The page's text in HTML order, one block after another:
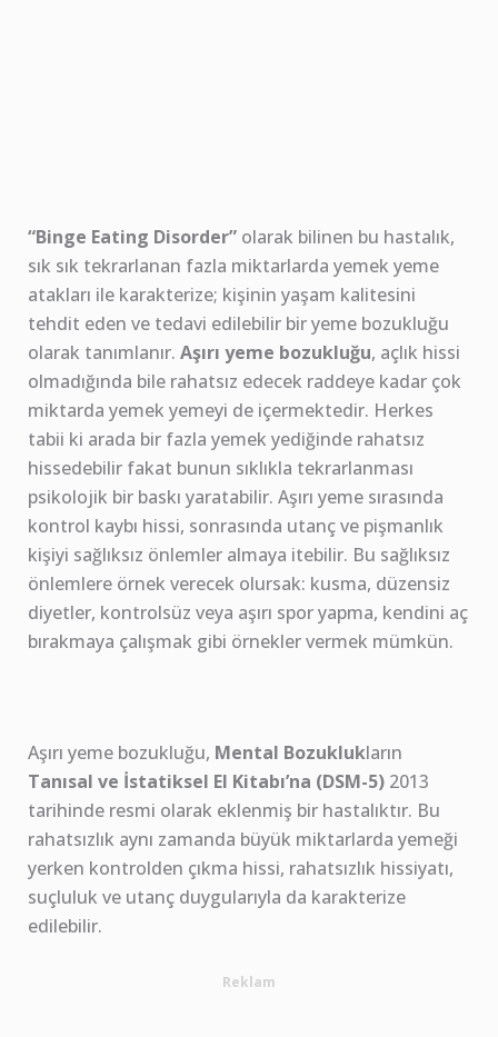
“Binge Eating Disorder”olarak bilinen bu hastalık,
sık sık tekrarlanan fazla miktarlarda yemek yeme
atakları ile karakterize; kişinin yaşam kalitesini
tehdit eden ve tedavi edilebilir bir yeme bozukluğu
olarak tanımlanır. Aşırı yeme bozukluğu, açlık hissi
olmadığında bile rahatsız edecek raddeye kadar çok
miktarda yemek yemeyi de içermektedir. Herkes
tabii ki arada bir fazla yemek yediğinde rahatsız
hissedebilir fakat bunun sıklıkla tekrarlanması
psikolojik bir baskı yaratabilir. Aşırı yeme sırasında
kontrol kaybı hissi, sonrasında utanç ve pişmanlık
kişiyi sağlıksız önlemler almaya itebilir. Bu sağlıksız
önlemlere örnek verecek olursak: kusma, düzensiz
diyetler, kontrolsüz veya aşırı spor yapma, kendini aç
bırakmaya çalışmak gibi örnekler vermek mümkün.
Aşırı yeme bozukluğu, Mental Bozuklukların
Tanısal ve İstatiksel El Kitabı’na (DSM-5)2013
tarihinde resmi olarak eklenmiş bir hastalıktır. Bu
rahatsızlık aynı zamanda büyük miktarlarda yemeği
yerken kontrolden çıkma hissi, rahatsızlık hissiyatı,
suçluluk ve utanç duygularıyla da karakterize
edilebilir.
Reklam